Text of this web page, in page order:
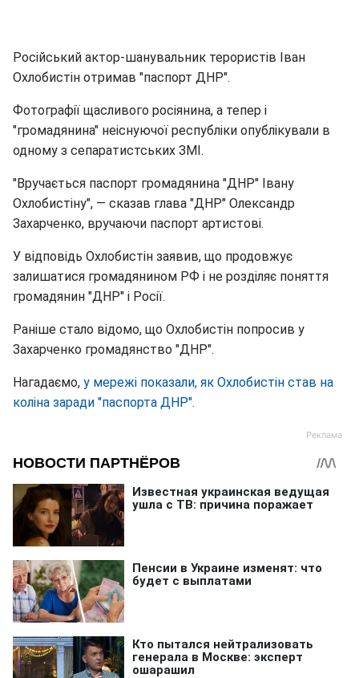
Російський актор-шанувальник терористів Іван
Охлобистін отримав "паспорт ДНР".
Фотографії щасливого росіянина, а тепер і
"громадянина" неіснуючої республіки опублікували в
одному з сепаратистських ЗМІ.
"Вручається паспорт громадянина "ДНР" Івану
Охлобистіну", — сказав глава "ДНР" Олександр
Захарченко, вручаючи паспорт артистові.
У відповідь Охлобистін заявив, що продовжує
залишатися громадянином РФ і не розділяє поняття
громадянин "ДНР" і Росії.
Раніше стало відомо, що Охлобистін попросив у
Захарченко громадянство "ДНР".
Нагадаємо, у мережі показали, як Охлобистін став на
коліна заради "паспорта ДНР".